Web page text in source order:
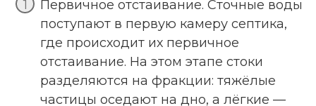
Первичное отстаивание. Сточные воды
поступают в первую камеру септика,
где происходит их первичное
отстаивание. На этом этапе стоки
разделяются на фракции: тяжёлые
частицы оседают на дно, а лёгкие —